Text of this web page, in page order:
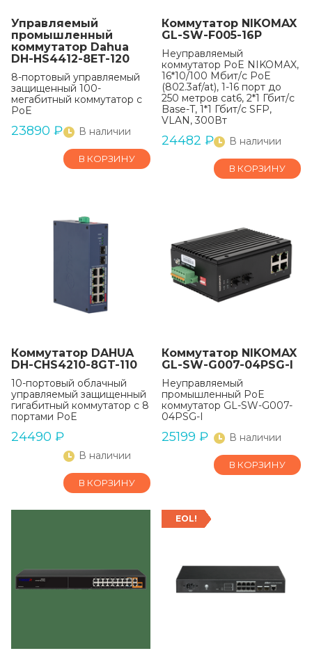
Управляемый
промышленный
коммутатор Dahua
DH-HS4412-8ET-120
8-портовый управляемый
защищенный 100-
мегабитный коммутатор с
PoE
23890 ₽ В наличии
В КОРЗИНУ
Коммутатор NIKOMAX
GL-SW-F005-16P
Неуправляемый
коммутатор PoE NIKOMAX,
16*10/100 Мбит/с PoE
(802.3af/at), 1-16 порт до
250 метров cat6, 2*1 Гбит/с
Base-T, 1*1 Гбит/с SFP,
VLAN, 300Вт
24482 ₽ В наличии
В КОРЗИНУ
Коммутатор DAHUA
DH-CHS4210-8GT-110
10-портовый облачный
управляемый защищенный
гигабитный коммутатор с 8
портами PoE
24490 ₽
В наличии
В КОРЗИНУ
Коммутатор NIKOMAX
GL-SW-G007-04PSG-I
Неуправляемый
промышленный PoE
коммутатор GL-SW-G007-
04PSG-I
25199 ₽ В наличии
В КОРЗИНУ
EOL!